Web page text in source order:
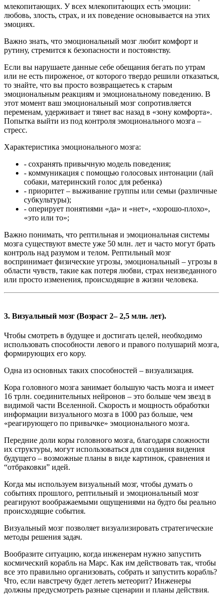
млекопитающих. У всех млекопитающих есть эмоции:
любовь, злость, страх, и их поведение основывается на этих
эмоциях.
Важно знать, что эмоциональный мозг любит комфорт и
рутину, стремится к безопасности и постоянству.
Если вы нарушаете данные себе обещания бегать по утрам
или не есть пироженое, от которого твердо решили отказаться,
то знайте, что вы просто возвращаетесь к старым
эмоциональным реакциям и эмоциональному поведению. В
этот момент ваш эмоциональный мозг сопротивляется
переменам, удерживает и тянет вас назад в «зону комфорта».
Попытка выйти из под контроля эмоционального мозга –
стресс.
Характеристика эмоционального мозга:
- сохранять привычную модель поведения;
- коммуникация с помощью голосовых интонации (лай
собаки, материнский голос для ребенка)
- приоритет – выживание группы или семьи (различные
субкультуры);
- оперирует понятиями «да» и «нет», «хорошо-плохо»,
«это или то»;
Важно понимать, что рептильная и эмоциональная системы
мозга существуют вместе уже 50 млн. лет и часто могут брать
контроль над разумом и телом. Рептильный мозг
воспринимает физические угрозы, эмоциональный – угрозы в
области чувств, такие как потеря любви, страх неизведанного
или просто изменения, происходящие в жизни человека.
3. Визуальный мозг (Возраст 2– 2,5 млн. лет).
Чтобы смотреть в будущее и достигать целей, необходимо
использовать способности левого и правого полушарий мозга,
формирующих его кору.
Одна из основных таких способностей – визуализация.
Кора головного мозга занимает большую часть мозга и имеет
16 трлн. соединительных нейронов – это больше чем звезд в
видимой части Вселенной. Скорость и мощность обработки
информации визуального мозга в 1000 раз больше, чем
«реагирующего по привычке» эмоционального мозга.
Передние доли коры головного мозга, благодаря сложности
их структуры, могут использоваться для создания видения
будущего – возможные планы в виде картинок, сравнения и
“отбраковки” идей.
Когда мы используем визуальный мозг, чтобы думать о
событиях прошлого, рептильный и эмоциональный мозг
реагируют воображаемыми ощущениями на будто бы реально
происходящие события.
Визуальный мозг позволяет визуализировать стратегические
методы решения задач.
Вообразите ситуацию, когда инженерам нужно запустить
космический корабль на Марс. Как им действовать так, чтобы
все это правильно организовать, собрать и запустить корабль?
Что, если навстречу будет лететь метеорит? Инженеры
должны предусмотреть разные сценарии и планы действия.